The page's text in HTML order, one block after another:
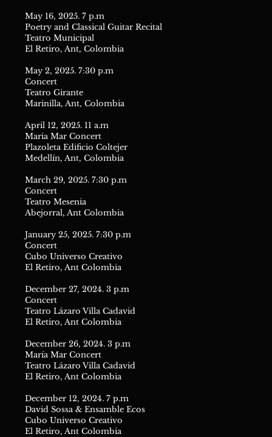
May 16, 2025. 7 p.m
Poetry and Classical Guitar Recital
Teatro Municipal
El Retiro, Ant, Colombia
May 2, 2025. 7:30 p.m
Concert
Teatro Girante
Marinilla, Ant, Colombia
April 12, 2025. 11 a.m
Maria Mar Concert
Plazoleta Edificio Coltejer
Medellín, Ant, Colombia
March 29, 2025. 7:30 p.m
Concert
Teatro Mesenia
Abejorral, Ant Colombia
January 25, 2025. 7:30 p.m
Concert
Cubo Universo Creativo
El Retiro, Ant Colombia
December 27, 2024. 3 p.m
Concert
Teatro Lázaro Villa Cadavid
El Retiro, Ant Colombia
December 26, 2024. 3 p.m
María Mar Concert
Teatro Lázaro Villa Cadavid
El Retiro, Ant Colombia
December 12, 2024. 7 p.m
David Sossa & Ensamble Ecos
Cubo Universo Creativo
El Retiro, Ant Colombia